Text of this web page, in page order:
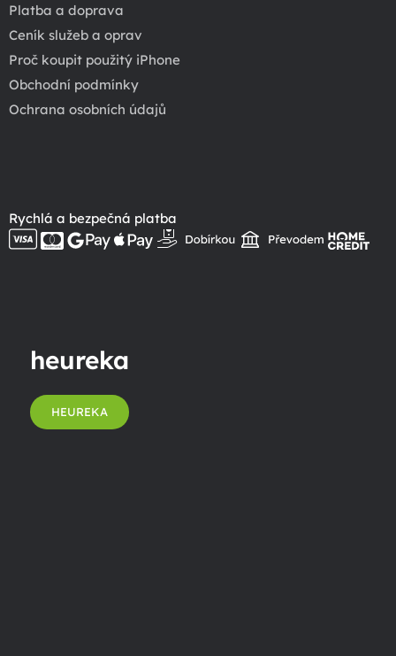
Platba a doprava
Ceník služeb a oprav
Proč koupit použitý iPhone
Obchodní podmínky
Ochrana osobních údajů
Rychlá a bezpečná platba
heureka
HEUREKA